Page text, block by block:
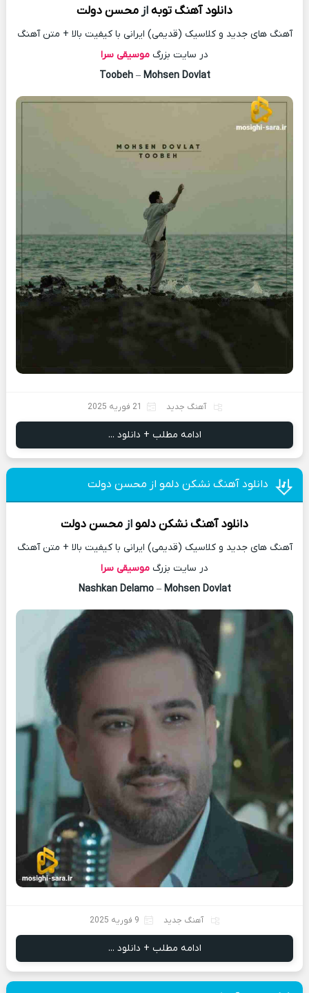
دانلود آهنگتوبهازمحسن دولت
آهنگ های جدید و کلاسیک (قدیمی) ایرانی با کیفیت بالا + متن آهنگ
در سایت بزرگ موسیقی سرا
Toobeh– Mohsen Dovlat
آهنگ جدید 21 فوریه 2025
ادامه مطلب + دانلود ...
دانلود آهنگ نشکن دلمو از محسن دولت
دانلود آهنگنشکن دلموازمحسن دولت
آهنگ های جدید و کلاسیک (قدیمی) ایرانی با کیفیت بالا + متن آهنگ
در سایت بزرگ موسیقی سرا
Nashkan Delamo– Mohsen Dovlat
آهنگ جدید 9 فوریه 2025
ادامه مطلب + دانلود ...